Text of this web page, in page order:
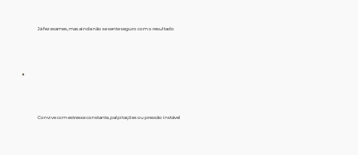
Já fez exames, mas ainda não se sente seguro com o resultado
Convive com estresse constante, palpitações ou pressão instável